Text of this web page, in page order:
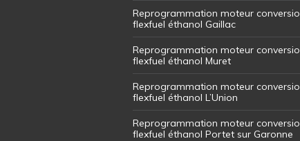
Reprogrammation moteur
flexfuel éthanol Gaillac
Reprogrammation moteur
flexfuel éthanol Muret
Reprogrammation moteur
flexfuel éthanol L’Union
Reprogrammation moteur
flexfuel éthanol Portet sur Garonne